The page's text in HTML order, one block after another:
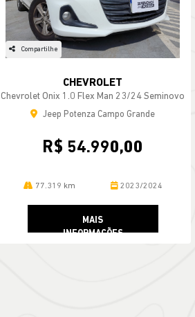
Compartilhe
CHEVROLET
Chevrolet Onix 1.0 Flex Man 23/24 Seminovo
Jeep Potenza Campo Grande
R$ 54.990,00
77.319 km 2023/2024
MAIS
INFORMAÇÕES